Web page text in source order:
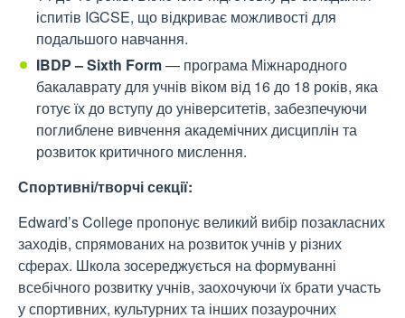
іспитів IGCSE, що відкриває можливості для
подальшого навчання.
IBDP – Sixth Form— програма Міжнародного
бакалаврату для учнів віком від 16 до 18 років, яка
готує їх до вступу до університетів, забезпечуючи
поглиблене вивчення академічних дисциплін та
розвиток критичного мислення.
Спортивні/творчі секції:
Edward’s College пропонує великий вибір позакласних
заходів, спрямованих на розвиток учнів у різних
сферах. Школа зосереджується на формуванні
всебічного розвитку учнів, заохочуючи їх брати участь
у спортивних, культурних та інших позаурочних